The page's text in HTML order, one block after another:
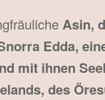
Asin,
Edda,
mit ihnen
des